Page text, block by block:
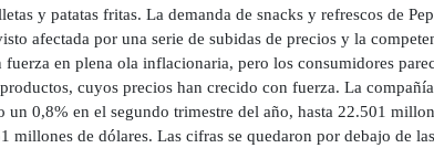
y patatas fritas. La demanda de snacks y refrescos de
afectada por una serie de subidas de precios y la
en plena ola inflacionaria, pero los consumidores
cuyos precios han crecido con fuerza. La
un 0,8% en el segundo trimestre del año, hasta 22.501
millones de dólares. Las cifras se quedaron por debajo de